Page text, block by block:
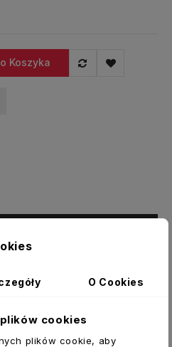
Koszyka
produktu
220x90 45⁰ Vents
połączenie
O Cookies
cookies
plików cookie, aby